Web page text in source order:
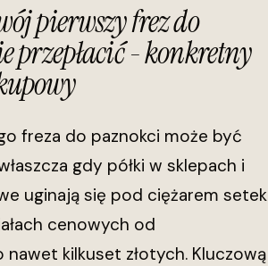
pierwszy frez do
przepłacić - konkretny
freza do paznokci może być
gdy półki w sklepach i
uginają się pod ciężarem setek
cenowych od
nawet kilkuset złotych. Kluczową